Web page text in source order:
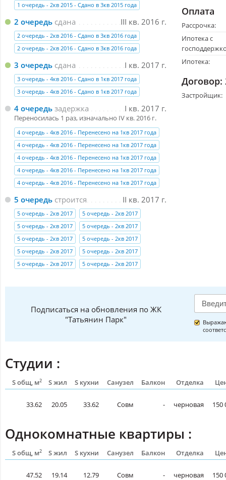
1 очередь - 2кв 2015 - Сдано в 3кв 2015 года
III кв. 2016 г.
2 очередь сдана
2 очередь - 2кв 2016 - Сдано в 3кв 2016 года
2 очередь - 2кв 2016 - Сдано в 3кв 2016 года
I кв. 2017 г.
3 очередь сдана
3 очередь - 4кв 2016 - Сдано в 1кв 2017 года
3 очередь - 4кв 2016 - Сдано в 1кв 2017 года
I кв. 2017 г.
4 очередь задержка
Переносилась 1 раз, изначально IV кв. 2016 г.
4 очередь - 4кв 2016 - Перенесено на 1кв 2017 года
4 очередь - 4кв 2016 - Перенесено на 1кв 2017 года
4 очередь - 4кв 2016 - Перенесено на 1кв 2017 года
4 очередь - 4кв 2016 - Перенесено на 1кв 2017 года
4 очередь - 4кв 2016 - Перенесено на 1кв 2017 года
II кв. 2017 г.
5 очередь строится
5 очередь - 2кв 2017
5 очередь - 2кв 2017
5 очередь - 2кв 2017
5 очередь - 2кв 2017
5 очередь - 2кв 2017
5 очередь - 2кв 2017
5 очередь - 2кв 2017
5 очередь - 2кв 2017
5 очередь - 2кв 2017
5 очередь - 2кв 2017
Оплата
Рассрочка:
Ипотека с
Ипотека:
Договор:
Застройщик:
Подписаться на обновления по ЖК
"Татьянин Парк"
Студии :
S общ, м2 S жил S кухни Санузел Балкон Отделка
33.62 20.05 33.62 Совм - черновая 150
Однокомнатные квартиры :
S общ, м2 S жил S кухни Санузел Балкон Отделка
47.52 19.14 12.79 Совм - черновая 150